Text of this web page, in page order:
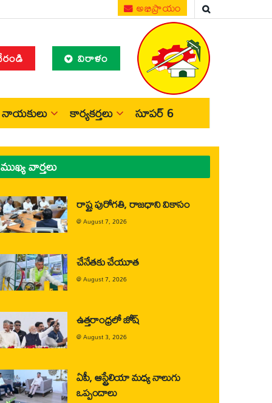
అభిప్రాయం
విరాళం
నాయకులు కార్యకర్తలు సూపర్ 6
ముఖ్య వార్తలు
రాష్ట్ర పురోగతి, రాజధాని వికాసం
@August 7, 2026
చేనేతకు చేయూత
@August 7, 2026
ఉత్తరాంధ్రలో జోష్
@August 3, 2026
ఏపీ, ఆస్ట్రేలియా మధ్య నాలుగు
ఒప్పందాలు